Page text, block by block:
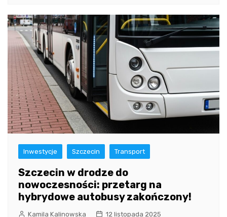
Inwestycje Szczecin Transport
Szczecin w drodze do
nowoczesności: przetarg na
hybrydowe autobusy zakończony!
Kamila Kalinowska 12 listopada 2025